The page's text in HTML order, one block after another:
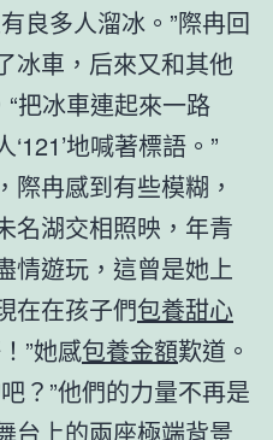
良多人溜冰。”際冉回
冰車，后來又和其他
“把冰車連起來一路
地喊著標語。”
際冉感到有些模糊，
名湖交相照映，年青
情遊玩，這曾是她上
在在孩子們包養甜心
”她感包養金額歎道。
？”他們的力量不再是
台上的兩座極端背景